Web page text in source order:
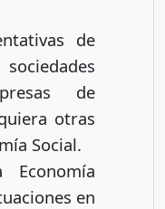
de
de
otras
Social.
en